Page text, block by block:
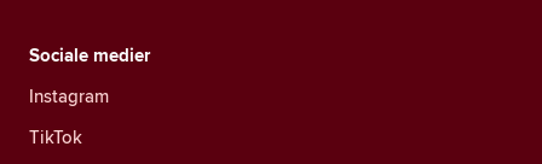
Sociale medier
Instagram
TikTok